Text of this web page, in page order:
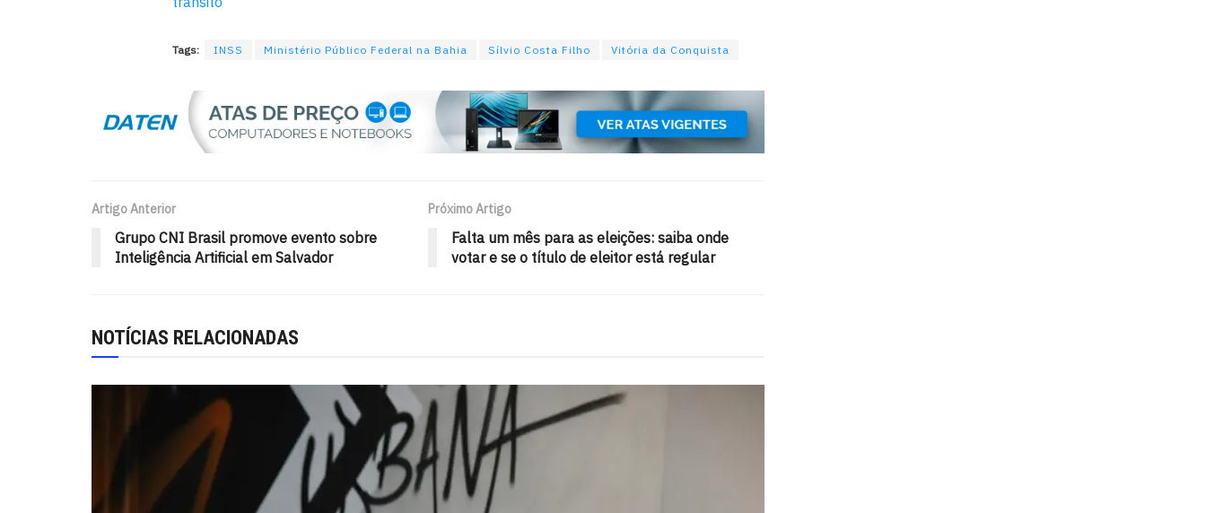
Tags: INSS Ministério Público Federal na Bahia Sílvio Costa Filho Vitória da Conquista
Artigo Anterior
Grupo CNI Brasil promove evento sobre
Inteligência Artificial em Salvador
Próximo Artigo
Falta um mês para as eleições: saiba onde
votar e se o título de eleitor está regular
NOTÍCIAS RELACIONADAS